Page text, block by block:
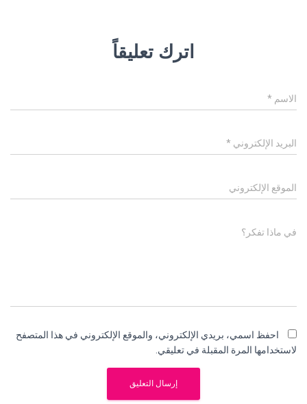
اترك تعليقاً
الاسم *
البريد الإلكتروني *
الموقع الإلكتروني
في ماذا تفكر؟
احفظ اسمي، بريدي الإلكتروني، والموقع الإلكتروني في هذا المتصفح
لاستخدامها المرة المقبلة في تعليقي.